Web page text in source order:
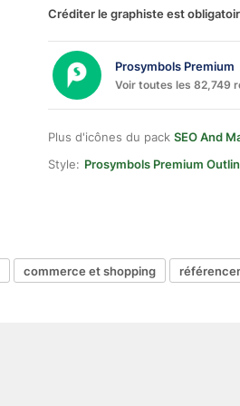
Créditer le graphiste est
Prosymbols Premium
Voir toutes les 82,749
Plus d'icônes du pack SEO And
Style: Prosymbols Premium
commerce et shopping